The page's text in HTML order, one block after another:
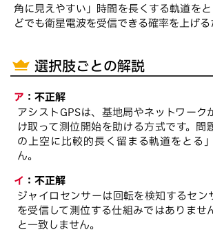
角に見えやすい」時間を長くする軌道を
どでも衛星電波を受信できる確率を上げる
選択肢ごとの解説
ア ： 不正解
アシストGPSは、基地局やネットワーク
け取って測位開始を助ける方式です。問
の上空に比較的長く留まる軌道をとる
ん。
イ ： 不正解
ジャイロセンサーは回転を検知するセン
を受信して測位する仕組みではありませ
と一致しません。